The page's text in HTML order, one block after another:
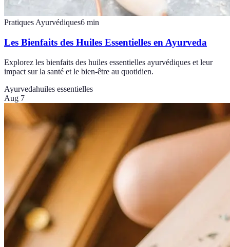
Pratiques Ayurvédiques6 min
Les Bienfaits des Huiles Essentielles en Ayurveda
Explorez les bienfaits des huiles essentielles ayurvédiques et leur
impact sur la santé et le bien-être au quotidien.
Ayurvedahuiles essentielles
Aug 7